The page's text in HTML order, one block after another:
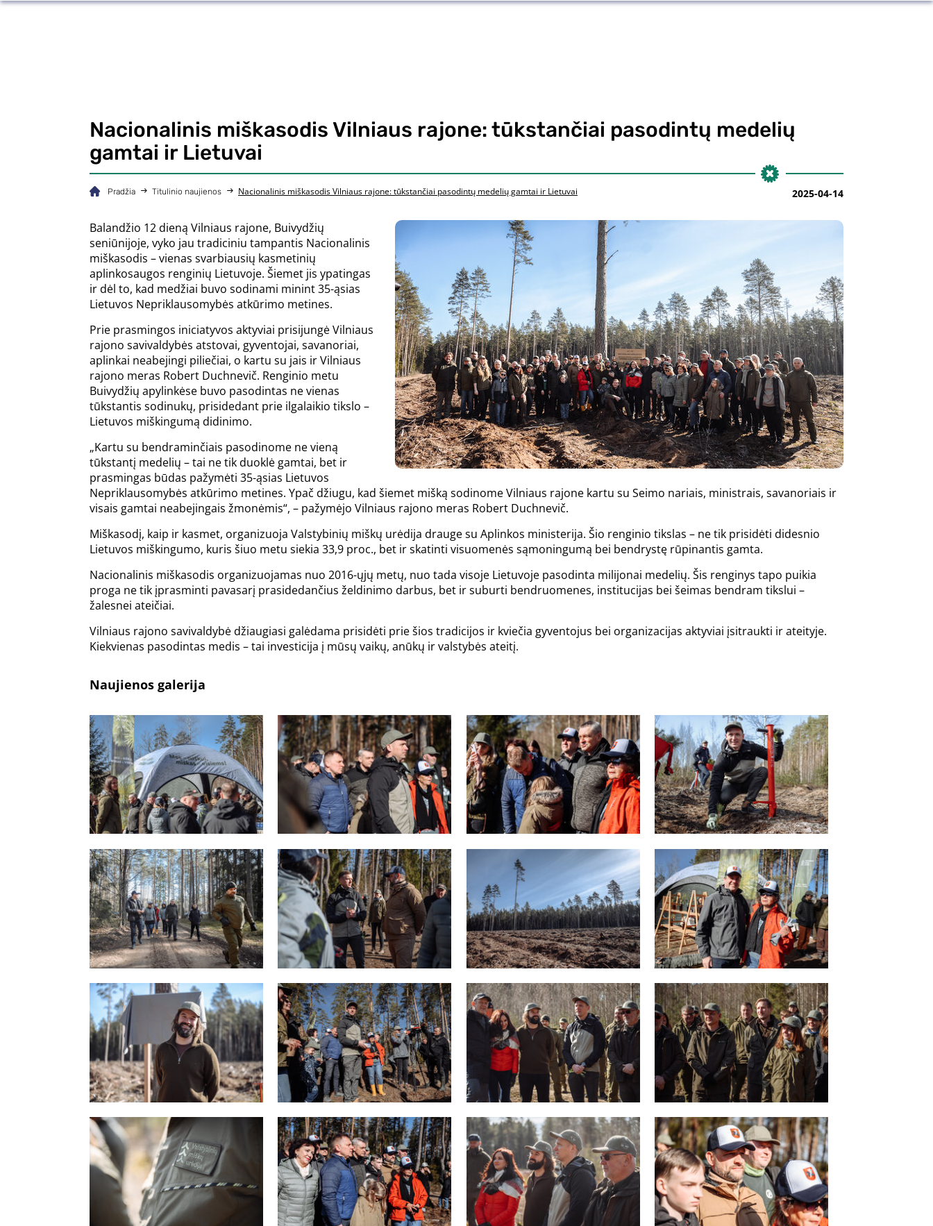
Nacionalinis miškasodis Vilniaus rajone: tūkstančiai pasodintų medelių
gamtai ir Lietuvai
Pradžia Titulinio naujienos Nacionalinis miškasodis Vilniaus rajone: tūkstančiai pasodintų medelių gamtai ir Lietuvai 2025-04-14
Balandžio 12 dieną Vilniaus rajone, Buivydžių
seniūnijoje, vyko jau tradiciniu tampantis Nacionalinis
miškasodis – vienas svarbiausių kasmetinių
aplinkosaugos renginių Lietuvoje. Šiemet jis ypatingas
ir dėl to, kad medžiai buvo sodinami minint 35-ąsias
Lietuvos Nepriklausomybės atkūrimo metines.
Prie prasmingos iniciatyvos aktyviai prisijungė Vilniaus
rajono savivaldybės atstovai, gyventojai, savanoriai,
aplinkai neabejingi piliečiai, o kartu su jais ir Vilniaus
rajono meras Robert Duchnevič. Renginio metu
Buivydžių apylinkėse buvo pasodintas ne vienas
tūkstantis sodinukų, prisidedant prie ilgalaikio tikslo –
Lietuvos miškingumą didinimo.
„Kartu su bendraminčiais pasodinome ne vieną
tūkstantį medelių – tai ne tik duoklė gamtai, bet ir
prasmingas būdas pažymėti 35-ąsias Lietuvos
Nepriklausomybės atkūrimo metines. Ypač džiugu, kad šiemet mišką sodinome Vilniaus rajone kartu su Seimo nariais, ministrais, savanoriais ir
visais gamtai neabejingais žmonėmis“, – pažymėjo Vilniaus rajono meras Robert Duchnevič.
Miškasodį, kaip ir kasmet, organizuoja Valstybinių miškų urėdija drauge su Aplinkos ministerija. Šio renginio tikslas – ne tik prisidėti didesnio
Lietuvos miškingumo, kuris šiuo metu siekia 33,9 proc., bet ir skatinti visuomenės sąmoningumą bei bendrystę rūpinantis gamta.
Nacionalinis miškasodis organizuojamas nuo 2016-ųjų metų, nuo tada visoje Lietuvoje pasodinta milijonai medelių. Šis renginys tapo puikia
proga ne tik įprasminti pavasarį prasidedančius želdinimo darbus, bet ir suburti bendruomenes, institucijas bei šeimas bendram tikslui –
žalesnei ateičiai.
Vilniaus rajono savivaldybė džiaugiasi galėdama prisidėti prie šios tradicijos ir kviečia gyventojus bei organizacijas aktyviai įsitraukti ir ateityje.
Kiekvienas pasodintas medis – tai investicija į mūsų vaikų, anūkų ir valstybės ateitį.
Naujienos galerija